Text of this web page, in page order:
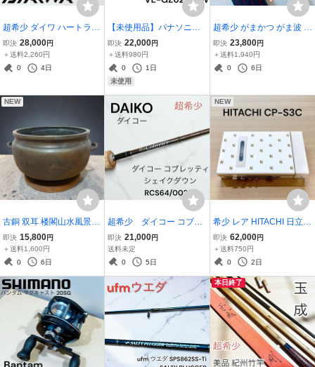
超希少 ダイワ ハートラン
ドZ 初代カワスペ HL-Z 80
2MRB-T DAIWA
即決 28,000円
＋送料2,260円
0
4日
【未使用品】パナソニッ
ク デジタルコードレス電
話機 子機1台付き 迷惑ブ
ロックサービス対応 ホワ
イト VE-GZ62DL-W Pana
即決 22,000円
＋送料980円
0
1日
未使用
超希少 がまかつ がま波 3
6 三十六 竿 Gamakatsu
即決 23,800円
＋送料1,940円
0
6日
NEW
古銅 双耳 楼閣山水風景図
彫 三足 火鉢 木台座付 古
美術 アンティーク 古道具
骨董
即決 15,800円
＋送料1,600円
0
6日
超希少 ダイコー コブレ
ッティ シェイクダウン R
CS64/002/S
即決 21,000円
送料未定
0
5日
NEW
希少 レア HITACHI 日立
クレージュ カセットプレ
ーヤー CP-S3C
即決 62,000円
＋送料750円
0
2日
本日終了